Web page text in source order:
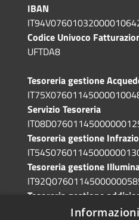
IBAN
Codice Univoco
UFTDA8
Tesoreria gestione
Servizio Tesoreria
Tesoreria gestione
Tesoreria gestione
Tesoreria gestione